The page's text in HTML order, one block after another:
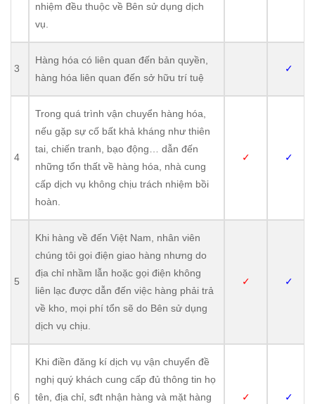
nhiệm đều thuộc về Bên sử dụng dịch
vụ.
3
Hàng hóa có liên quan đến bản quyền,
hàng hóa liên quan đến sở hữu trí tuệ
✓
4
Trong quá trình vận chuyển hàng hóa,
nếu gặp sự cố bất khả kháng như thiên
tai, chiến tranh, bạo động… dẫn đến
những tổn thất về hàng hóa, nhà cung
cấp dịch vụ không chịu trách nhiệm bồi
hoàn.
✓ ✓
5
Khi hàng về đến Việt Nam, nhân viên
chúng tôi gọi điện giao hàng nhưng do
địa chỉ nhầm lẫn hoặc gọi điện không
liên lạc được dẫn đến việc hàng phải trả
về kho, mọi phí tổn sẽ do Bên sử dụng
dịch vụ chịu.
✓ ✓
6
Khi điền đăng kí dịch vụ vận chuyển đề
nghị quý khách cung cấp đủ thông tin họ
tên, địa chỉ, sđt nhận hàng và mặt hàng
✓ ✓